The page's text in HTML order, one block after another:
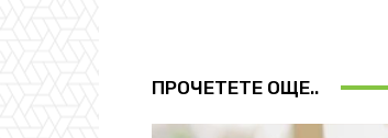
ПРОЧЕТЕТЕ ОЩЕ..